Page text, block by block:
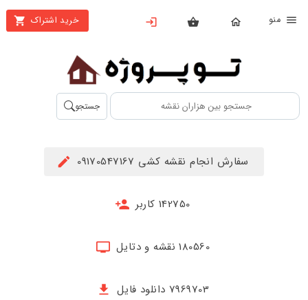
خرید اشتراک
بستن
محصولات
تهیه
اشتراک
جستجو
سفارش انجام نقشه کشی 09170547167
142750 کاربر
180560 نقشه و دتایل
7969703 دانلود فایل